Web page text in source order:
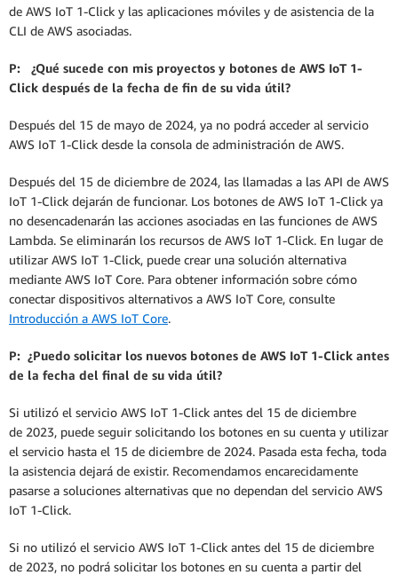
de AWS IoT 1-Click y las aplicaciones móviles y de asistencia de la
CLI de AWS asociadas.
P: ¿Qué sucede con mis proyectos y botones de AWS IoT 1-
Click después de la fecha de fin de su vida útil?
Después del 15 de mayo de 2024, ya no podrá acceder al servicio
AWS IoT 1-Click desde la consola de administración de AWS.
Después del 15 de diciembre de 2024, las llamadas a las API de AWS
IoT 1-Click dejarán de funcionar. Los botones de AWS IoT 1-Click ya
no desencadenarán las acciones asociadas en las funciones de AWS
Lambda. Se eliminarán los recursos de AWS IoT 1-Click. En lugar de
utilizar AWS IoT 1-Click, puede crear una solución alternativa
mediante AWS IoT Core. Para obtener información sobre cómo
conectar dispositivos alternativos a AWS IoT Core, consulte
Introducción a AWS IoT Core.
P: ¿Puedo solicitar los nuevos botones de AWS IoT 1-Click antes
de la fecha del final de su vida útil?
Si utilizó el servicio AWS IoT 1-Click antes del 15 de diciembre
de 2023, puede seguir solicitando los botones en su cuenta y utilizar
el servicio hasta el 15 de diciembre de 2024. Pasada esta fecha, toda
la asistencia dejará de existir. Recomendamos encarecidamente
pasarse a soluciones alternativas que no dependan del servicio AWS
IoT 1-Click.
Si no utilizó el servicio AWS IoT 1-Click antes del 15 de diciembre
de 2023, no podrá solicitar los botones en su cuenta a partir del